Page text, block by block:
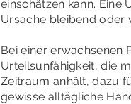
einschätzen kann. Eine
Ursache bleibend oder
Bei einer erwachsenen
Urteilsunfähigkeit, die
Zeitraum anhält, dazu
gewisse alltägliche